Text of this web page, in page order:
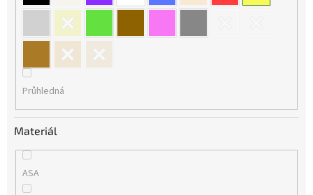
Průhledná
Materiál
ASA